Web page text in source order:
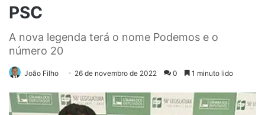
PSC
A nova legenda terá o nome Podemos e o
número 20
João Filho 26 de novembro de 2022 0 1 minuto lido